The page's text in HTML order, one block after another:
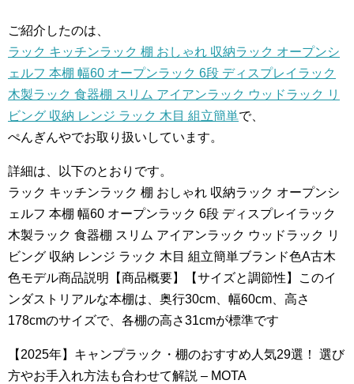
ご紹介したのは、
ラック キッチンラック 棚 おしゃれ 収納ラック オープンシ
ェルフ 本棚 幅60 オープンラック 6段 ディスプレイラック
木製ラック 食器棚 スリム アイアンラック ウッドラック リ
ビング 収納 レンジ ラック 木目 組立簡単で、
ぺんぎんやでお取り扱いしています。
詳細は、以下のとおりです。
ラック キッチンラック 棚 おしゃれ 収納ラック オープンシ
ェルフ 本棚 幅60 オープンラック 6段 ディスプレイラック
木製ラック 食器棚 スリム アイアンラック ウッドラック リ
ビング 収納 レンジ ラック 木目 組立簡単ブランド色A古木
色モデル商品説明【商品概要】【サイズと調節性】このイ
ンダストリアルな本棚は、奥行30cm、幅60cm、高さ
178cmのサイズで、各棚の高さ31cmが標準です
【2025年】キャンプラック・棚のおすすめ人気29選！ 選び
方やお手入れ方法も合わせて解説 – MOTA